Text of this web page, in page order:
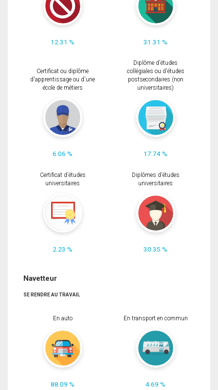
12.31 % 31.31 %
Certificat ou diplôme
d'apprentissage ou d'une
école de métiers
6.06 %
Diplôme d'études
collégiales ou d'études
postsecondaires (non
universitaires)
17.74 %
Certificat d'études
universitaires
2.23 %
Diplômes d'études
universitaires
30.35 %
Navetteur
SE RENDRE AU TRAVAIL
En auto
88.09 %
En transport en commun
4.69 %